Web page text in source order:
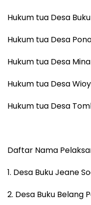
Hukum tua Desa
Hukum tua Desa
Hukum tua Desa
Hukum tua Desa
Hukum tua Desa
Daftar Nama
1. Desa Buku Jeane
2. ⁠Desa Buku Belang